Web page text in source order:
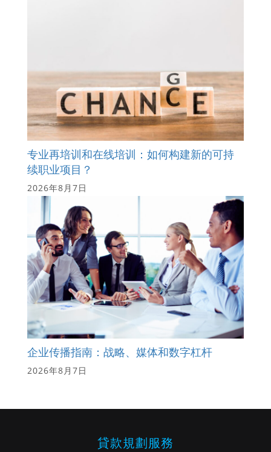
专业再培训和在线培训：如何构建新的可持
续职业项目？
2026年8月7日
企业传播指南：战略、媒体和数字杠杆
2026年8月7日
貸款規劃服務